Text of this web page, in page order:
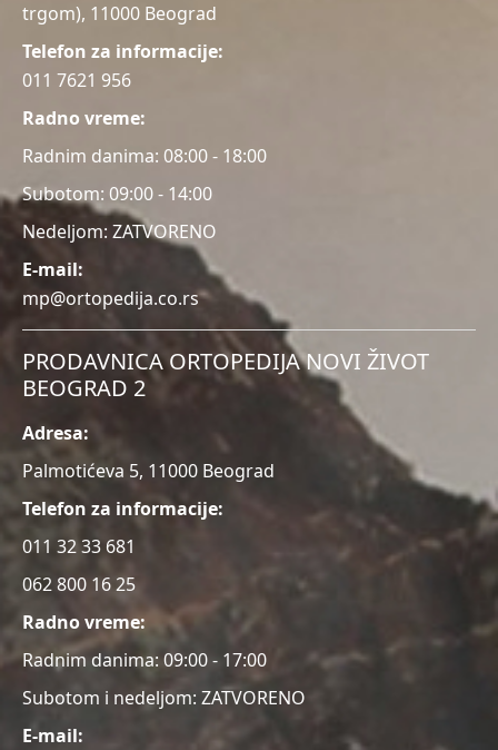
trgom), 11000 Beograd
Telefon za informacije:
011 7621 956
Radno vreme:
Radnim danima: 08:00 - 18:00
Subotom: 09:00 - 14:00
Nedeljom: ZATVORENO
E-mail:
mp@ortopedija.co.rs
PRODAVNICA ORTOPEDIJA NOVI ŽIVOT
BEOGRAD 2
Adresa:
Palmotićeva 5, 11000 Beograd
Telefon za informacije:
011 32 33 681
062 800 16 25
Radno vreme:
Radnim danima: 09:00 - 17:00
Subotom i nedeljom: ZATVORENO
E-mail: